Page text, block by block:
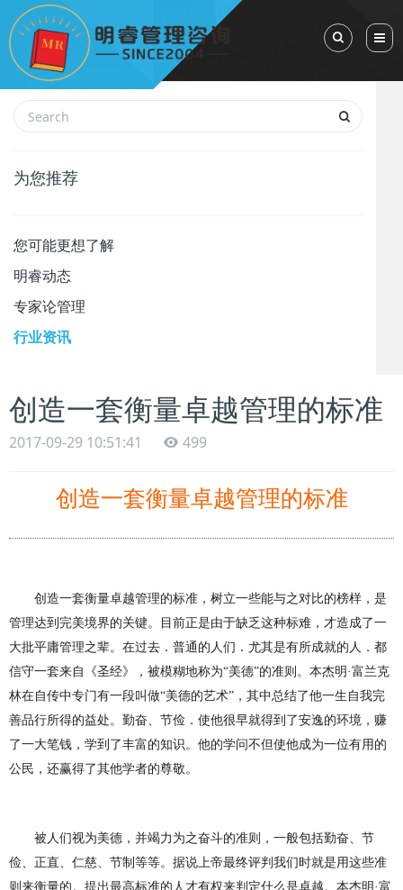
Toggle
为您推荐
您可能更想了解
明睿动态
专家论管理
行业资讯
创造一套衡量卓越管理的标准
2017-09-29 10:51:41 499
创造一套衡量卓越管理的标准
创造一套衡量卓越管理的标准，树立一些能与之对比的榜样，是
管理达到完美境界的关键。目前正是由于缺乏这种标难，才造成了一
大批平庸管理之辈。 在过去．普通的人们．尤其是有所成就的人．都
信守一套来自《圣经》，被模糊地称为“美德”的准则。本杰明·富兰克
林在自传中专门有一段叫做“美德的艺术”，其中总结了他一生自我完
善品行所得的益处。勤奋、节俭．使他很早就得到了安逸的环境， 赚
了一大笔钱， 学到 了丰富的知识。他的学问不但使他成为一位有用的
公民，还赢得了其他学者的尊敬。
被人们视为美德，并竭力为之奋斗的准则，一般包括勤奋、节
俭、正直、仁慈、节制等等。据说上帝最终评判我们时就是用这些准
则来衡量的。提出最高标准的 人才有权来判定什么是卓越。本杰明·富